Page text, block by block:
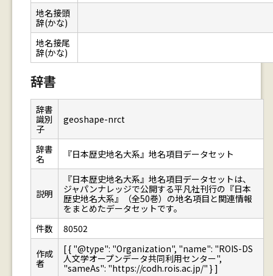
地名接頭
辞(かな)
地名接尾
辞(かな)
辞書
辞書
識別
子
geoshape-nrct
辞書
名
『日本歴史地名大系』地名項目データセット
説明
『日本歴史地名大系』地名項目データセットは、
ジャパンナレッジで公開する平凡社刊行の『日本
歴史地名大系』（全50巻）の地名項目と関連情報
をまとめたデータセットです。
件数
80502
作成
者
[ { "@type": "Organization", "name": "ROIS-DS
人文学オープンデータ共同利用センター",
"sameAs": "https://codh.rois.ac.jp/" } ]